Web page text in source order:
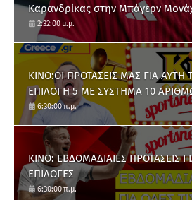
Καρανδρίκας στην Μπάγερν
2:32:00 μ.μ.
ΚΙΝΟ:ΟΙ ΠΡΟΤΑΣΕΙΣ ΜΑΣ ΓΙΑ
ΕΠΙΛΟΓΗ 5 ΜΕ ΣΥΣΤΗΜΑ 10
6:30:00 π.μ.
ΚΙΝΟ: ΕΒΔΟΜΑΔΙΑΙΕΣ ΠΡΟΤΑΣΕΙΣ ΓΙΑ ΟΛΕΣ ΤΙΣ
ΕΠΙΛΟΓΕΣ
6:30:00 π.μ.